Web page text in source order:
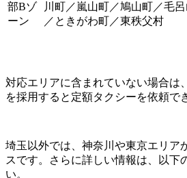
部Bゾ
ーン
川町／嵐山町／鳩山町／毛
／ときがわ町／東秩父村
対応エリアに含まれていない場合は
を採用すると定額タクシーを依頼で
埼玉以外では、神奈川や東京エリア
スです。さらに詳しい情報は、以下
い。